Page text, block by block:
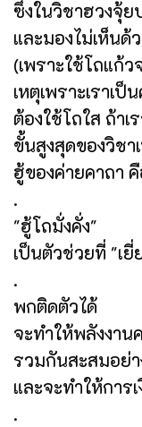
ซึ่งในวิชาฮวงจุ้ย
และมองไม่เห็นด้
(เพราะใช้โถแก้ว
เหตุเพราะเราเป็
ต้องใช้โถใส ถ้า
ขั้นสูงสุดของวิชา
ฮู้ของค่ายคาถา
.
"ฮู้โถมั่งคั่ง"
เป็นตัวช่วยที่ "เ
.
พกติดตัวได้
จะทำให้พลังงาน
รวมกันสะสมอย่า
และจะทำให้การ
.